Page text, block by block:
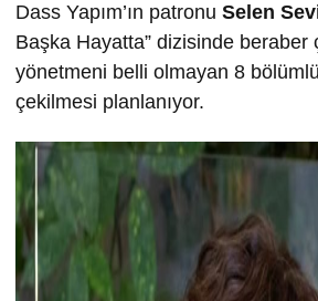
Dass Yapım’ın patronu Selen
Başka Hayatta” dizisinde beraber
yönetmeni belli olmayan 8
çekilmesi planlanıyor.